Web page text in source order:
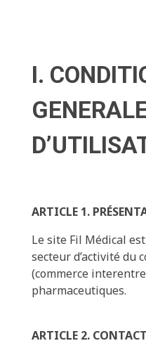
I.
ARTICLE 1.
Le site Fil Médical
secteur d’activité du
(commerce
pharmaceutiques.
ARTICLE 2. CONTACT